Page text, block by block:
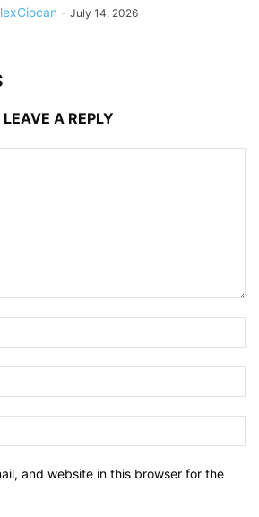
- July 14, 2026
LEAVE A REPLY
and website in this browser for the